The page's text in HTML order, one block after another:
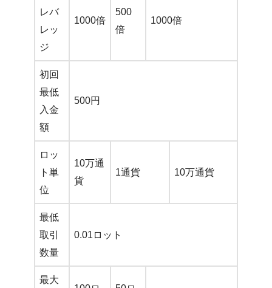
レバ
レッ
ジ
1000倍
500
倍
1000倍
初回
最低
入金
額
500円
ロッ
ト単
位
10万通
貨
1通貨 10万通貨
最低
取引
数量
0.01ロット
最大